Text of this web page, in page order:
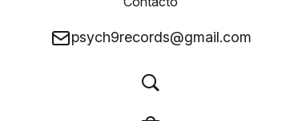
psych9records@gmail.com